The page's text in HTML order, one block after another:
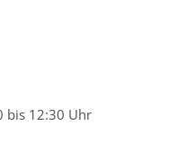
bis 12:30 Uhr